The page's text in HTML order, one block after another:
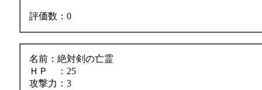
評価数：0
名前：絶対剣の亡霊
ＨＰ ：25
攻撃力：3